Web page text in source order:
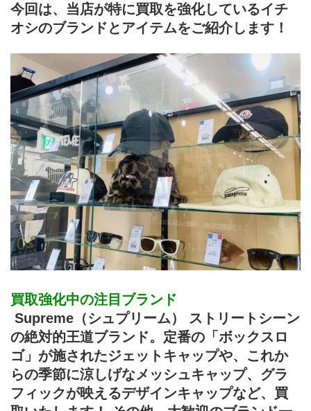
今回は、当店が特に買取を強化しているイチ
オシのブランドとアイテムをご紹介します！
買取強化中の注目ブランド
の絶対的王道ブランド。定番の「ボックスロ
ゴ」が施されたジェットキャップや、これか
らの季節に涼しげなメッシュキャップ、グラ
フィックが映えるデザインキャップなど、買